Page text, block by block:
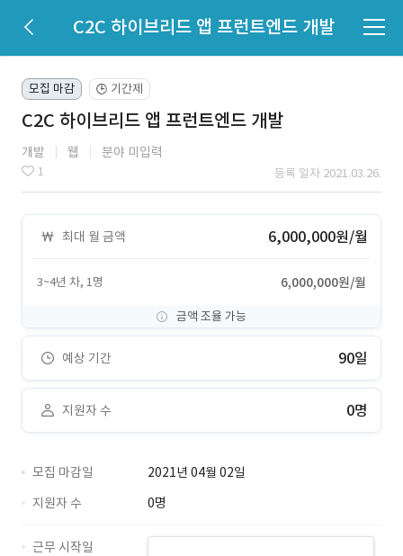
C2C 하이브리드 앱 프런트엔드 개발
모집 마감 🕒 기간제
C2C 하이브리드 앱 프런트엔드 개발
개발 웹 분야 미입력
1 등록 일자 2021.03.26.
최대 월 금액 6,000,000원/월
3~4년 차, 1명 6,000,000원/월
금액 조율 가능
예상 기간 90일
지원자 수 0명
모집 마감일
2021년 04월 02일
지원자 수
0명
근무 시작일